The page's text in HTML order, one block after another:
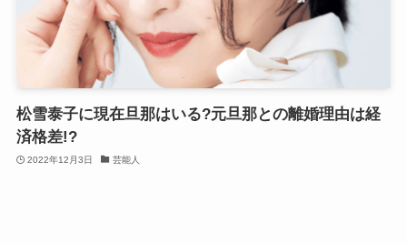
松雪泰子に現在旦那はいる?元旦那との離婚理由は経
済格差!?
2022年12月3日 芸能人